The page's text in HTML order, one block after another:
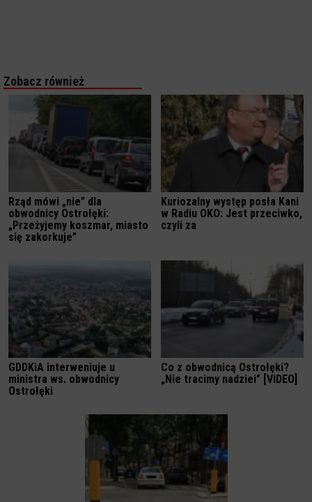
Zobacz również
Rząd mówi „nie” dla
obwodnicy Ostrołęki:
„Przeżyjemy koszmar, miasto
się zakorkuje”
Kuriozalny występ posła Kani
w Radiu OKO: Jest przeciwko,
czyli za
GDDKiA interweniuje u
ministra ws. obwodnicy
Ostrołęki
Co z obwodnicą Ostrołęki?
„Nie tracimy nadziei” [VIDEO]